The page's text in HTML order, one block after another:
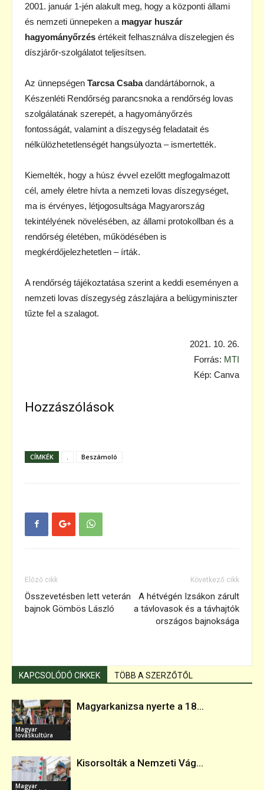
2001. január 1-jén alakult meg, hogy a központi állami
és nemzeti ünnepeken a magyar huszár
hagyományőrzés értékeit felhasználva díszelegjen és
díszjárőr-szolgálatot teljesítsen.
Az ünnepségen Tarcsa Csabadandártábornok, a
Készenléti Rendőrség parancsnoka a rendőrség lovas
szolgálatának szerepét, a hagyományőrzés
fontosságát, valamint a díszegység feladatait és
nélkülözhetetlenségét hangsúlyozta – ismertették.
Kiemelték, hogy a húsz évvel ezelőtt megfogalmazott
cél, amely életre hívta a nemzeti lovas díszegységet,
ma is érvényes, létjogosultsága Magyarország
tekintélyének növelésében, az állami protokollban és a
rendőrség életében, működésében is
megkérdőjelezhetetlen – írták.
A rendőrség tájékoztatása szerint a keddi eseményen a
nemzeti lovas díszegység zászlajára a belügyminiszter
tűzte fel a szalagot.
2021. 10. 26.
Forrás: MTI
Kép: Canva
Hozzászólások
CÍMKÉK Beszámoló
Előző cikk
Összevetésben lett veterán
bajnok Gömbös László
Következő cikk
A hétvégén Izsákon zárult
a távlovasok és a távhajtók
országos bajnoksága
KAPCSOLÓDÓ CIKKEK TÖBB A SZERZŐTŐL
Magyar
lovaskultúra
Magyarkanizsa nyerte a 18...
Magyar
Kisorsolták a Nemzeti Vág...